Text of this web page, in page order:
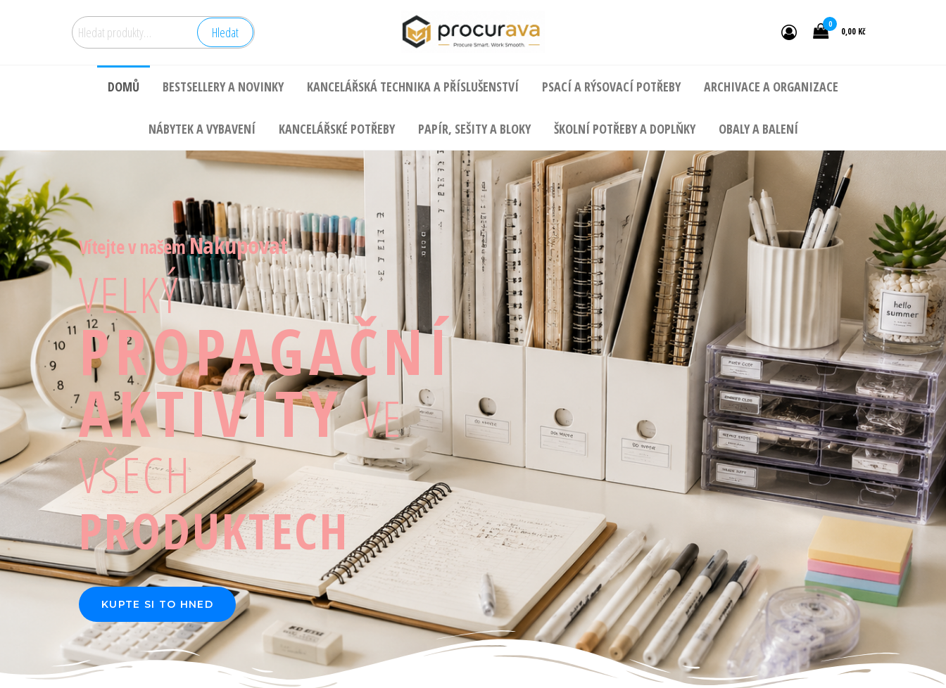
Hledat 0
0,00 Kč
DOMŮ BESTSELLERY A NOVINKY KANCELÁŘSKÁ TECHNIKA A PŘÍSLUŠENSTVÍ PSACÍ A RÝSOVACÍ POTŘEBY ARCHIVACE A ORGANIZACE
NÁBYTEK A VYBAVENÍ KANCELÁŘSKÉ POTŘEBY PAPÍR, SEŠITY A BLOKY ŠKOLNÍ POTŘEBY A DOPLŇKY OBALY A BALENÍ
Vítejte v našemNakupovat
VELKÝ
PROPAGAČNÍ
AKTIVITYVE
VŠECH
PRODUKTECH
KUPTE SI TO HNED